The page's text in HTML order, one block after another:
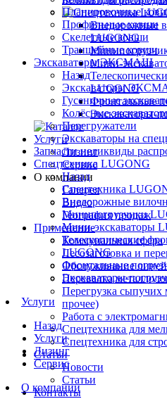
Внедорожные
LUGONG
Мини-
LUGONG
Фронтальные
Экскаваторы-
Услуги
Лизинг
Сервис
О компании
Галерея
Видео
География продаж
Применение
Коммунальная сфера
Лесозаготовка и
Обслуживание
Перевалка
Перегрузка сыпучих
прочее)
Работа с
Спецтехника для
Спецтехника для
Статьи
Новости
Статьи
Контакты
Планировочные
Профильные ковши
Скелетные ковши
Траншейные ковши
Экскаваторы ЭКСМАШ
Назад
Экскаваторы
Гусеничные
Колёсные
Перегружатели
Экскаваторы на
Запчасти неликвиды
Спецтехника LUGONG
Назад
Спецтехника
Внедорожные
Минипогрузчики
Мини-экскаваторы
Телескопические
LUGONG
Фронтальные
Экскаваторы-
Услуги
Назад
Услуги
Лизинг
Сервис
О компании